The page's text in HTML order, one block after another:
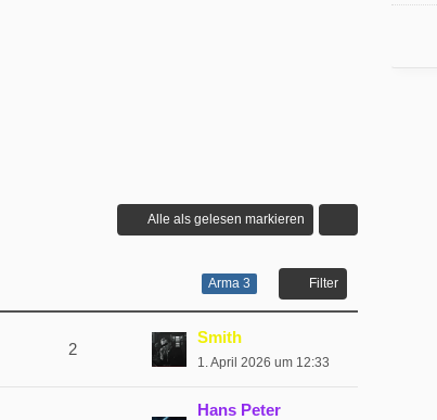
Alle als gelesen markieren
Arma 3 Filter
2
Smith
1. April 2026 um 12:33
Hans Peter